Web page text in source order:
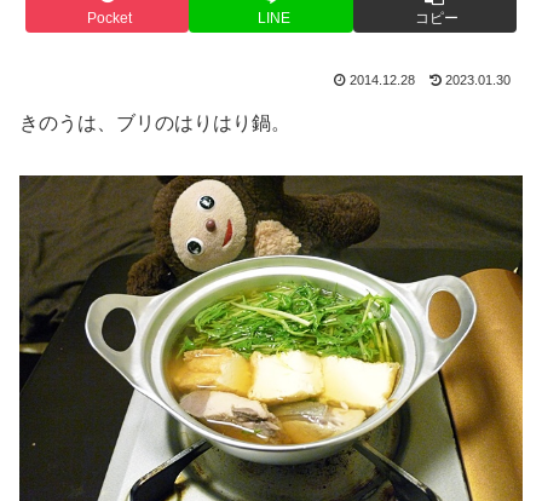
Pocket LINE コピー
2014.12.28 2023.01.30
きのうは、ブリのはりはり鍋。